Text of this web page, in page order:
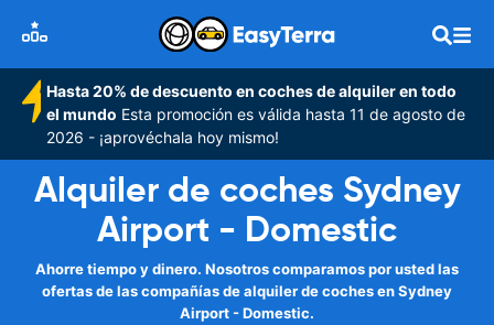
Hasta 20% de descuento en coches de alquiler en todo
el mundo Esta promoción es válida hasta 11 de agosto de
2026 - ¡aprovéchala hoy mismo!
Alquiler de coches Sydney
Airport - Domestic
Ahorre tiempo y dinero. Nosotros comparamos por usted las
ofertas de las compañías de alquiler de coches en Sydney
Airport - Domestic.